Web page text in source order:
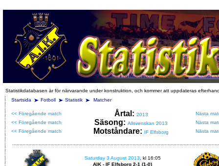
Statistikdatabasen är för närvarande under konstruktion, och kommer att uppdateras
Startsida
Fotboll Statistik Matcher
<< Föregående match Årtal: 2013
Nästa
<< Föregående match
Säsong: Allsvenskan 2013
Nästa
<< Föregående match
Motståndare: IF Elfsborg Nästa
Saturday 3 August 2013 , kl 16:05
AIK - IF Elfsborg 2-1 (1-0)